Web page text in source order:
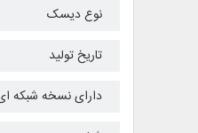
نوع دیسک
تاریخ تولید
دارای نسخه شبکه